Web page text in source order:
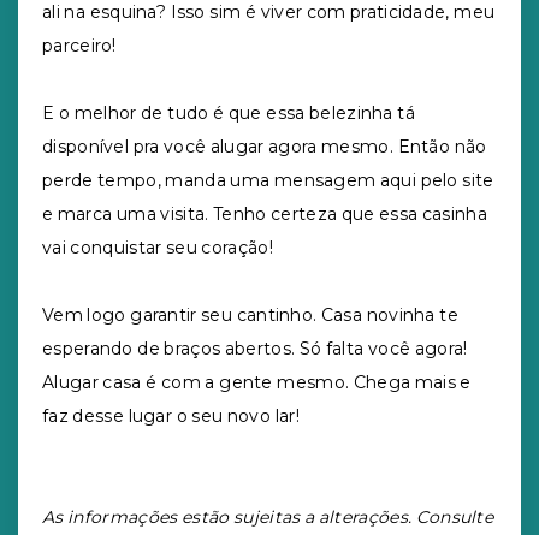
ali na esquina? Isso sim é viver com praticidade, meu
parceiro!
E o melhor de tudo é que essa belezinha tá
disponível pra você alugar agora mesmo. Então não
perde tempo, manda uma mensagem aqui pelo site
e marca uma visita. Tenho certeza que essa casinha
vai conquistar seu coração!
Vem logo garantir seu cantinho. Casa novinha te
esperando de braços abertos. Só falta você agora!
Alugar casa é com a gente mesmo. Chega mais e
faz desse lugar o seu novo lar!
As informações estão sujeitas a alterações. Consulte